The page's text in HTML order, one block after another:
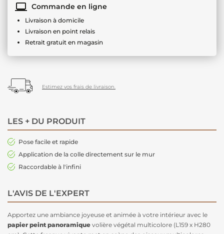
Commande en ligne
Livraison à domicile
Livraison en point relais
Retrait gratuit en magasin
Estimez vos frais de livraison.
LES + DU PRODUIT
Pose facile et rapide
Application de la colle directement sur le mur
Raccordable à l'infini
L'AVIS DE L'EXPERT
Apportez une ambiance joyeuse et animée à votre intérieur avec le
papier peint panoramique volière végétal multicolore (L159 x H280